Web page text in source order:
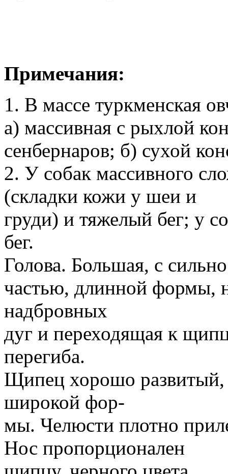
Примечания:
1. В массе туркменская
а) массивная с рыхлой
сенбернаров; б) сухой
2. У собак массивного
(складки кожи у шеи и
груди) и тяжелый бег; у
бег.
Голова. Большая, с
частью, длинной формы,
надбровных
дуг и переходящая к
перегиба.
Щипец хорошо развитый,
широкой фор-
мы. Челюсти плотно
Нос пропорционален